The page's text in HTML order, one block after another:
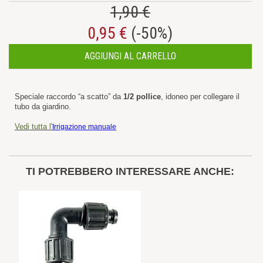
1,90 €
0,95 € (-50%)
AGGIUNGI AL CARRELLO
Speciale raccordo “a scatto” da 1/2 pollice, idoneo per collegare il
tubo da giardino.
Vedi tutta l' Irrigazione manuale
TI POTREBBERO INTERESSARE ANCHE: